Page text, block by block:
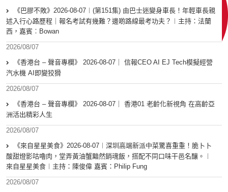
《巴膠不敗》2026-08-07︱(第151集) 由巴士迷變身車長！年輕車長親
述入行心路歷程｜報名考試有幾難？邊啲路線最考功夫？︱主持：法蘭
西，嘉賓︰Bowan
2026/08/07
《香港台 – 聲音專欄》 2026-08-07｜ 信報CEO AI EJ Tech模擬經營
汽水機 AI即變狡猾
2026/08/07
《香港台 – 聲音專欄》 2026-08-07｜ 香港01 老齡化新視角 在高齡亞
洲活出精彩人生
2026/08/07
《來自星星美食》2026-08-07︱深圳高端新派中菜驚喜重重！脆卜卜
酸甜燈影咕嚕肉，堂弄黃油蟹黯然銷魂飯，搭配不同口味干邑名釀。︱
來自星星美食︱主持：陳俊偉 嘉賓：Philip Fung
2026/08/07